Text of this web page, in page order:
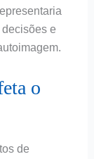
e
o
de